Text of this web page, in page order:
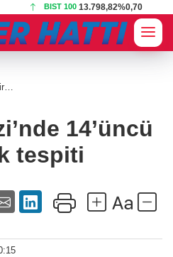
BIST 100 13.798,82%0,70
14’üncü
tespiti